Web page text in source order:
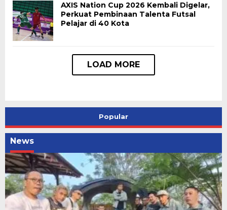
AXIS Nation Cup 2026 Kembali Digelar,
Perkuat Pembinaan Talenta Futsal
Pelajar di 40 Kota
Popular
News